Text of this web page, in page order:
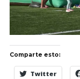
Comparte esto:
Twitter